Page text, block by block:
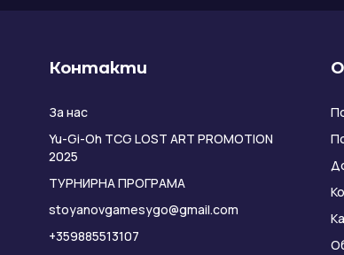
Контакти
За нас
Yu-Gi-Oh TCG LOST ART PROMOTION
2025
ТУРНИРНА ПРОГРАМА
stoyanovgamesygo@gmail.com
+359885513107